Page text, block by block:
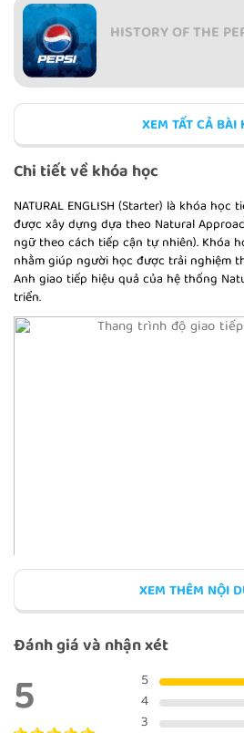
HISTORY OF THE
“TITANIC” - A
XEM TẤT CẢ BÀI
Chi tiết về khóa học
NATURAL ENGLISH (Starter) là khóa
được xây dựng dựa theo Natural
ngữ theo cách tiếp cận tự nhiên). Khóa
nhằm giúp người học được trải nghiệm
Anh giao tiếp hiệu quả của hệ thống
triển.
XEM THÊM NỘI
Đánh giá và nhận xét
5
5
4
3